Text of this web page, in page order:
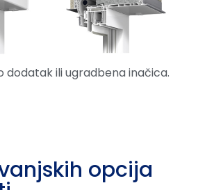
dodatak ili ugradbena inačica.
opcija